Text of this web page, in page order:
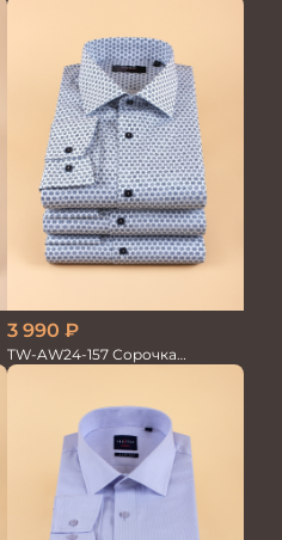
кор.рукав бамбук
3 990 ₽
TW-AW24-157 Сорочка
мужская